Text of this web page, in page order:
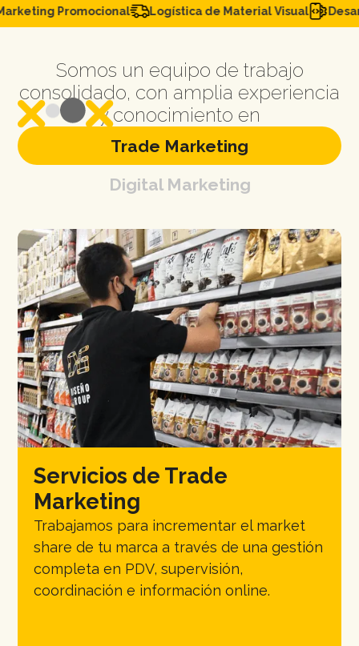
Promocional Logística de Material Visual
Somos un equipo de trabajo
consolidado, con amplia experiencia
y conocimiento en
Trade Marketing
Digital Marketing
Servicios de Trade
Marketing
Trabajamos para incrementar el market
share de tu marca a través de una gestión
completa en PDV, supervisión,
coordinación e información online.